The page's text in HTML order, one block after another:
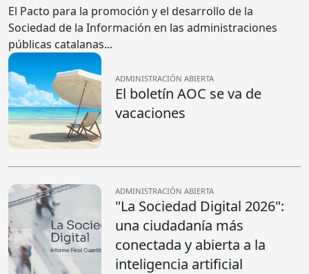
El Pacto para la promoción y el desarrollo de la
Sociedad de la Información en las administraciones
públicas catalanas...
ADMINISTRACIÓN ABIERTA
El boletín AOC se va de
vacaciones
ADMINISTRACIÓN ABIERTA
"La Sociedad Digital 2026":
una ciudadanía más
conectada y abierta a la
inteligencia artificial